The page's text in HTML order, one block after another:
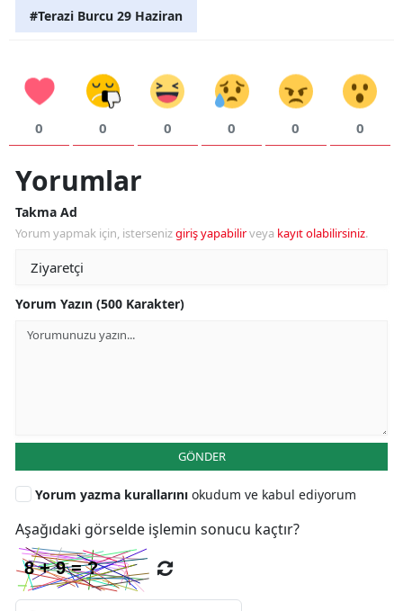
#Terazi Burcu 29 Haziran
0 0 0 0 0 0
Yorumlar
Takma Ad
Yorum yapmak için, istersenizgiriş yapabilirveya kayıt olabilirsiniz.
Yorum Yazın (500 Karakter)
GÖNDER
Yorum yazma kurallarını okudum ve kabul ediyorum
Aşağıdaki görselde işlemin sonucu kaçtır?